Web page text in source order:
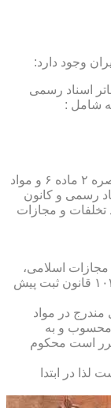
وجود دارد:
ماده ۳۸ قانون دفاتر اسناد رسمی
و طبق ماده ۲۹ آئین نامه های بند ۴ ماده ۶ و تبصره ۲ ماده ۶ و مواد
دفاتر اسناد رسمی و کانون
مصوب ۲۷/۱۱/۶۰ موارد تخلفات و مجازات
اسلامی،
مقررات خاصی نیز در مواد ۱۰۰ و۱۰۱ و۱۰۲و ۱۰۳ قانون ثبت پیش
در مواد
محسوب و به
است محکوم
در ابتدا